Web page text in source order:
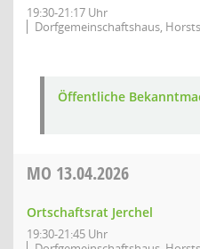
19:30-21:17 Uhr
Dorfgemeinschaftshaus,
Öffentliche
MO 13.04.2026
Ortschaftsrat Jerchel
19:30-21:45 Uhr